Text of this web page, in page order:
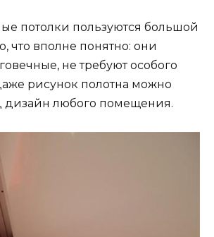
потолки пользуются большой
что вполне понятно: они
не требуют особого
рисунок полотна можно
дизайн любого помещения.